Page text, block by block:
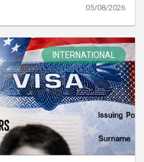
05/08/2026
INTERNATIONAL